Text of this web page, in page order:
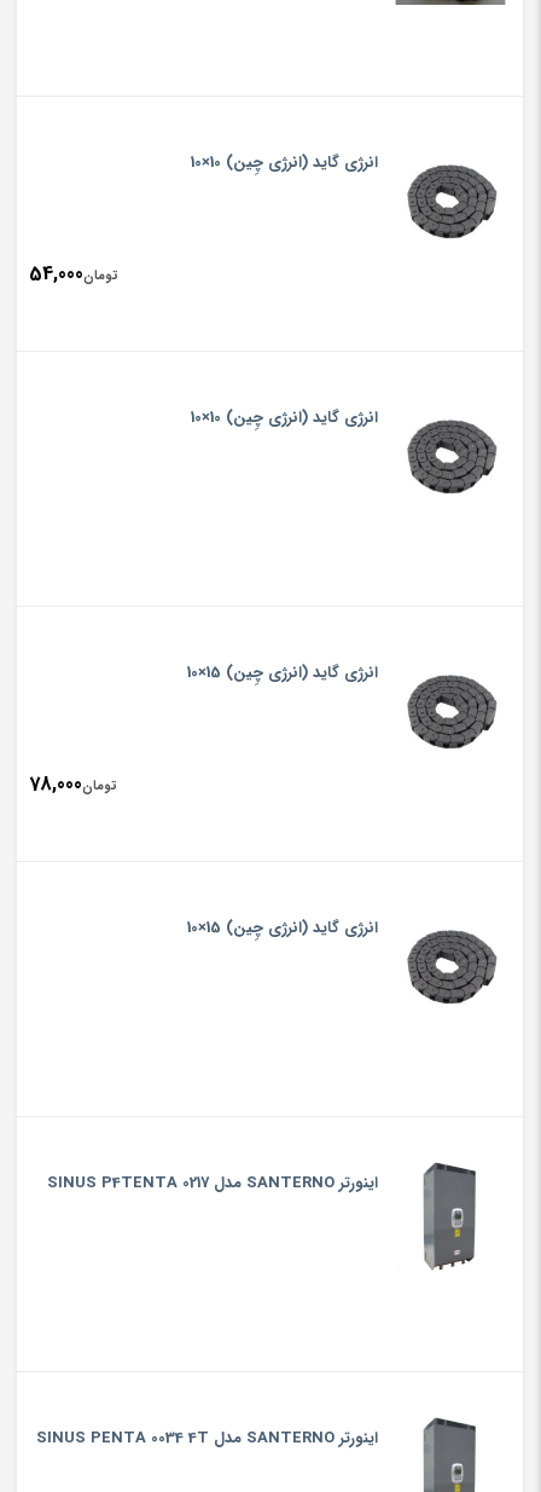
انرژی گاید (انرژی چِین) 10×10
تومان54,000
انرژی گاید (انرژی چِین) 10×10
انرژی گاید (انرژی چِین) 15×10
تومان78,000
انرژی گاید (انرژی چِین) 15×10
اینورتر SANTERNO مدل SINUS P4TENTA 0217
اینورتر SANTERNO مدل SINUS PENTA 0034 4T